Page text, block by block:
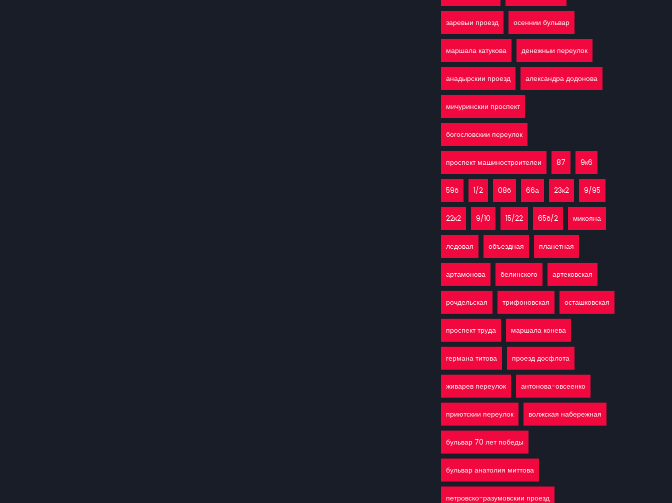
заревыи проезд осеннии бульвар
маршала катукова денежныи переулок
анадырскии проезд александра додонова
мичуринскии проспект
богословскии переулок
проспект машиностроителеи 87 9к6
59б 1/2 08б 66а 23к2 9/95
22к2 9/10 15/22 65б/2 микояна
ледовая объездная планетная
артамонова белинского артековская
рочдельская трифоновская осташковская
проспект труда маршала конева
германа титова проезд досфлота
живарев переулок антонова-овсеенко
приютскии переулок волжская набережная
бульвар 70 лет победы
бульвар анатолия миттова
петровско-разумовскии проезд